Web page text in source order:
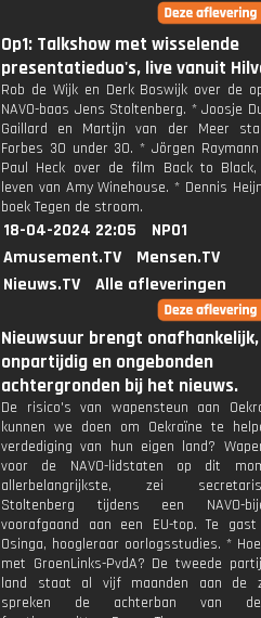
Op1: Talkshow met wisselende
presentatieduo's, live vanuit
Rob de Wijk en Derk Boswijk over de
NAVO-baas Jens Stoltenberg. * Joosje
Gaillard en Martijn van der Meer
Forbes 30 under 30. * Jörgen
Paul Heck over de film Back to
leven van Amy Winehouse. * Dennis
boek Tegen de stroom.
18-04-2024 22:05
NPO1
Amusement.TV
Mensen.TV
Nieuws.TV
Alle afleveringen
Nieuwsuur brengt onafhankelijk,
onpartijdig en ongebonden
achtergronden bij het nieuws.
De risico's van wapensteun aan
kunnen we doen om Oekraïne te
verdediging van hun eigen land?
voor de NAVO-lidstaten op dit
allerbelangrijkste, zei secretaris-
Stoltenberg tijdens een NAVO-
voorafgaand aan een EU-top. Te
Osinga, hoogleraar oorlogsstudies. *
met GroenLinks-PvdA? De tweede
land staat al vijf maanden aan de
spreken de achterban van